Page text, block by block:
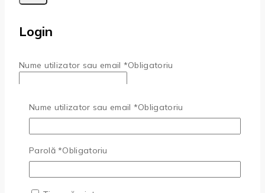
Login
Nume utilizator sau email *Obligatoriu
Parolă* Obligatoriu
Ține-mă minte Autentificare
Ai uitat parola?
Nume utilizator sau email *Obligatoriu
Parolă*Obligatoriu